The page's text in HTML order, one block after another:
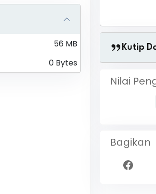
56 MB
0 Bytes
Kutip
Nilai
Bagikan